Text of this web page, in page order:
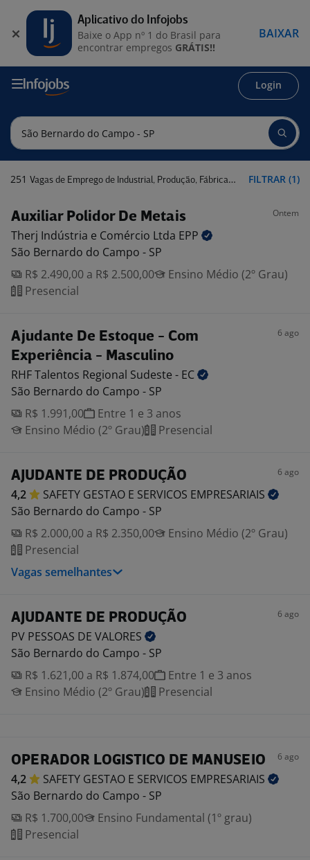
Login
251 Vagas de Emprego de Industrial, Produção, Fábrica em São Bernardo do Campo - SP FILTRAR (1)
Auxiliar Polidor De Metais Ontem
Therj Indústria e Comércio Ltda EPP
São Bernardo do Campo - SP
R$ 2.490,00 a R$ 2.500,00
Ensino Médio (2º Grau)
Presencial
Ajudante De Estoque - Com
Experiência - Masculino
6 ago
RHF Talentos Regional Sudeste - EC
São Bernardo do Campo - SP
R$ 1.991,00
Entre 1 e 3 anos
Ensino Médio (2º Grau)
Presencial
AJUDANTE DE PRODUÇÃO 6 ago
4,2 SAFETY GESTAO E SERVICOS EMPRESARIAIS
São Bernardo do Campo - SP
R$ 2.000,00 a R$ 2.350,00
Ensino Médio (2º Grau)
Presencial
Vagas semelhantes
AJUDANTE DE PRODUÇÃO 6 ago
PV PESSOAS DE VALORES
São Bernardo do Campo - SP
R$ 1.621,00 a R$ 1.874,00
Entre 1 e 3 anos
Ensino Médio (2º Grau)
Presencial
OPERADOR LOGISTICO DE MANUSEIO 6 ago
4,2 SAFETY GESTAO E SERVICOS EMPRESARIAIS
São Bernardo do Campo - SP
R$ 1.700,00
Ensino Fundamental (1º grau)
Presencial
Aplicativo do Infojobs
Baixe o App nº 1 do Brasil para
encontrar empregos GRÁTIS!!
BAIXAR